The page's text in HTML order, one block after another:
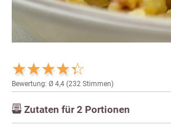
Bewertung: Ø 4,4 (232 Stimmen)
Zutaten für 2 Portionen